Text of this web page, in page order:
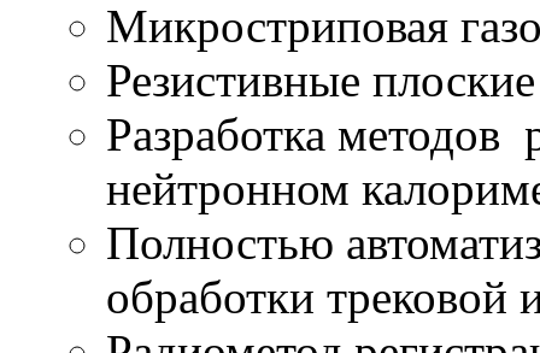
Микростриповая
Резистивные
Разработка методов
нейтронном
Полностью
обработки трековой